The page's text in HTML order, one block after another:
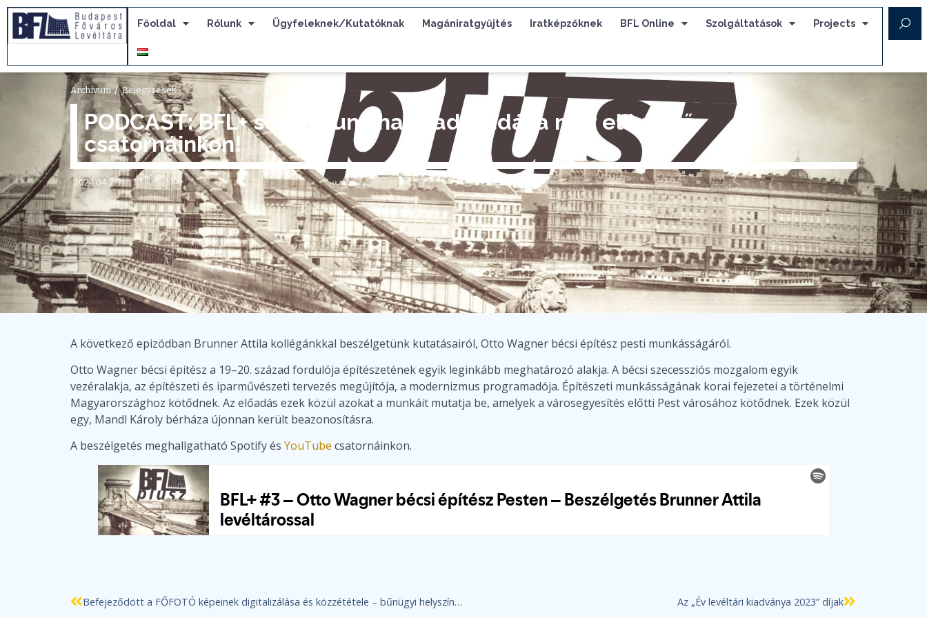
Főoldal Rólunk Ügyfeleknek/Kutatóknak Magániratgyűjtés Iratképzőknek BFL Online Szolgáltatások Projects
Archívum / Bejegyzések
PODCAST: BFL+ sorozatunk harmadik adása már elérhető
csatornáinkon!
2024.04.2
A következő epizódban Brunner Attila kollégánkkal beszélgetünk kutatásairól, Otto Wagner bécsi építész pesti munkásságáról.
Otto Wagner bécsi építész a 19–20. század fordulója építészetének egyik leginkább meghatározó alakja. A bécsi szecessziós mozgalom egyik
vezéralakja, az építészeti és iparművészeti tervezés megújítója, a modernizmus programadója. Építészeti munkásságának korai fejezetei a történelmi
Magyarországhoz kötődnek. Az előadás ezek közül azokat a munkáit mutatja be, amelyek a városegyesítés előtti Pest városához kötődnek. Ezek közül
egy, Mandl Károly bérháza újonnan került beazonosításra.
A beszélgetés meghallgatható Spotify és YouTube csatornáinkon.
Befejeződött a FŐFOTÓ képeinek digitalizálása és közzététele – bűnügyi helyszínelési fotók az interneten! Az „Év levéltári kiadványa 2023” díjak